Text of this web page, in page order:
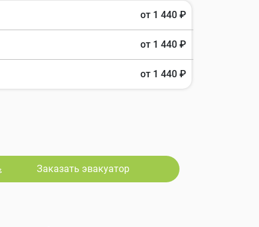
от 1 440 ₽
от 1 440 ₽
от 1 440 ₽
Заказать эвакуатор